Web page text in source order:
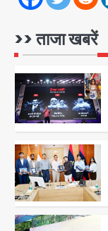
>> ताजा खबरें
2
3